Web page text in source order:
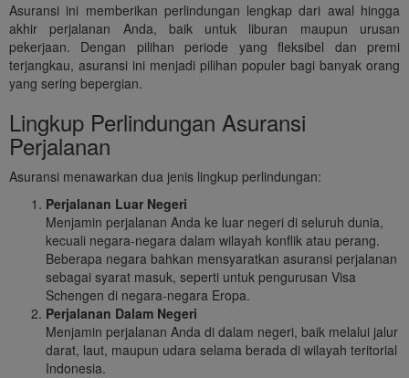
Asuransi ini memberikan perlindungan lengkap dari awal hingga
akhir perjalanan Anda, baik untuk liburan maupun urusan
pekerjaan. Dengan pilihan periode yang fleksibel dan premi
terjangkau, asuransi ini menjadi pilihan populer bagi banyak orang
yang sering bepergian.
Lingkup Perlindungan Asuransi
Perjalanan
Asuransi menawarkan dua jenis lingkup perlindungan:
Perjalanan Luar Negeri
Menjamin perjalanan Anda ke luar negeri di seluruh dunia,
kecuali negara-negara dalam wilayah konflik atau perang.
Beberapa negara bahkan mensyaratkan asuransi perjalanan
sebagai syarat masuk, seperti untuk pengurusan Visa
Schengen di negara-negara Eropa.
Perjalanan Dalam Negeri
Menjamin perjalanan Anda di dalam negeri, baik melalui jalur
darat, laut, maupun udara selama berada di wilayah teritorial
Indonesia.